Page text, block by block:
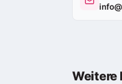
Weitere